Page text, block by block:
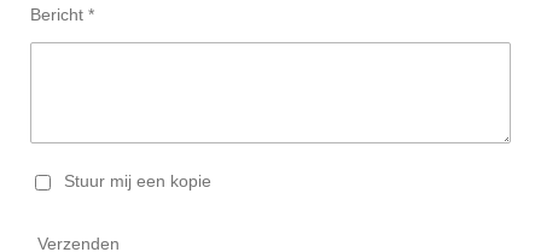
Bericht *
Stuur mij een kopie
Verzenden